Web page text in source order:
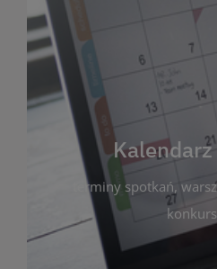
terminy spotkań,
Kalendarz
Zakładka ta gromadzi
wydarzenia kulturalne i
przez bibliotekę. Możesz
spotkań, warsztatów,
Dzięki przejrzystemu
zaplanujesz udział w
wydarzeniach.
bieżąco, by zawsze był
biblioteki. Zapraszamy do